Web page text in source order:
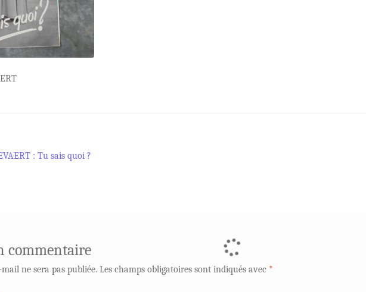
: Tu sais quoi ?
commentaire
ne sera pas publiée. Les champs obligatoires sont indiqués avec *